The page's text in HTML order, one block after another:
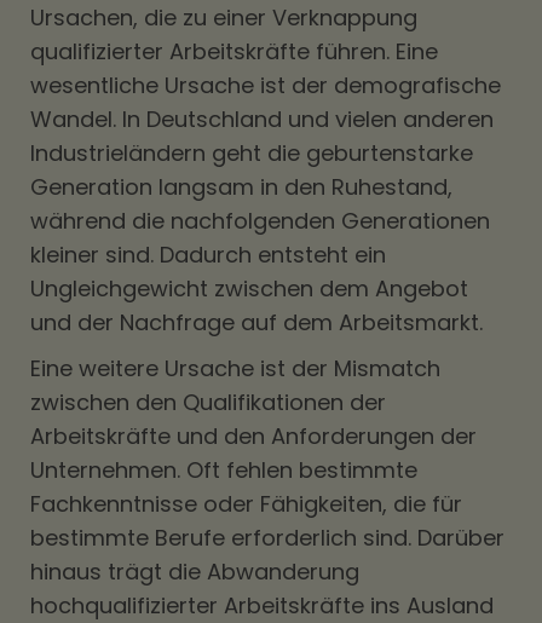
Ursachen, die zu einer Verknappung
qualifizierter Arbeitskräfte führen. Eine
wesentliche Ursache ist der demografische
Wandel. In Deutschland und vielen anderen
Industrieländern geht die geburtenstarke
Generation langsam in den Ruhestand,
während die nachfolgenden Generationen
kleiner sind. Dadurch entsteht ein
Ungleichgewicht zwischen dem Angebot
und der Nachfrage auf dem Arbeitsmarkt.
Eine weitere Ursache ist der Mismatch
zwischen den Qualifikationen der
Arbeitskräfte und den Anforderungen der
Unternehmen. Oft fehlen bestimmte
Fachkenntnisse oder Fähigkeiten, die für
bestimmte Berufe erforderlich sind. Darüber
hinaus trägt die Abwanderung
hochqualifizierter Arbeitskräfte ins Ausland